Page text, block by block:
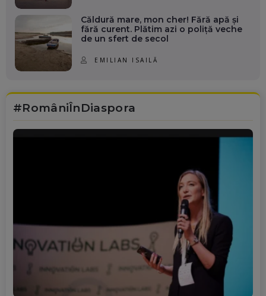
Căldură mare, mon cher! Fără apă și
fără curent. Plătim azi o poliță veche
de un sfert de secol
EMILIAN ISAILĂ
#RomâniÎnDiaspora